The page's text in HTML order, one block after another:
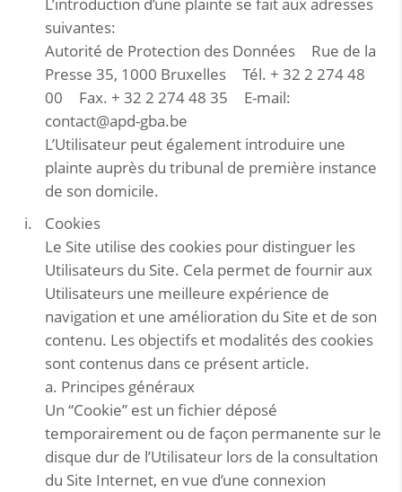
suivantes:
Autorité de Protection des Données Rue de la
Presse 35, 1000 Bruxelles Tél. + 32 2 274 48
00 Fax. + 32 2 274 48 35 E-mail:
contact@apd-gba.be
L’Utilisateur peut également introduire une
plainte auprès du tribunal de première instance
de son domicile.
Cookies
Le Site utilise des cookies pour distinguer les
Utilisateurs du Site. Cela permet de fournir aux
Utilisateurs une meilleure expérience de
navigation et une amélioration du Site et de son
contenu. Les objectifs et modalités des cookies
sont contenus dans ce présent article.
a. Principes généraux
Un “Cookie” est un fichier déposé
temporairement ou de façon permanente sur le
disque dur de l’Utilisateur lors de la consultation
du Site Internet, en vue d’une connexion